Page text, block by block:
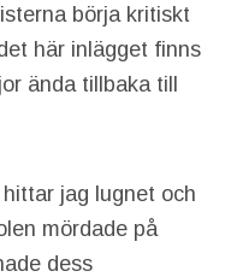
börja kritiskt
här inlägget finns
ända tillbaka till
jag lugnet och
mördade på
dess